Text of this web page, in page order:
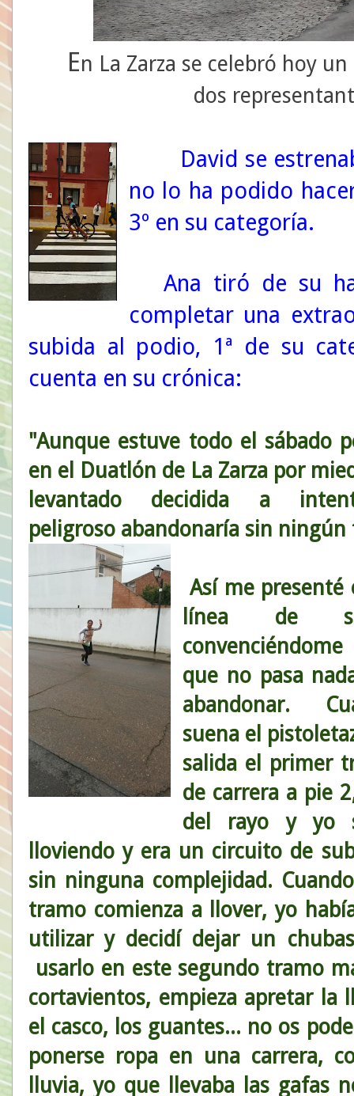
En La Zarza se celebró hoy
dos
David se
no lo ha podido
3º en su categoría.
Ana tiró de su
completar una
subida al podio, 1ª de su
cuenta en su crónica:
"Aunque estuve todo el sábado
en el Duatlón de La Zarza por
levantado decidida a
peligroso abandonaría sin ningún
Así me presenté
línea de
que no pasa
abandonar.
suena el
salida el primer
de carrera a pie
del rayo y yo
lloviendo y era un circuito de
sin ninguna complejidad.
tramo comienza a llover, yo
utilizar y decidí dejar un
usarlo en este segundo tramo
cortavientos, empieza apretar la
el casco, los guantes... no os
ponerse ropa en una carrera,
lluvia, yo que llevaba las gafas